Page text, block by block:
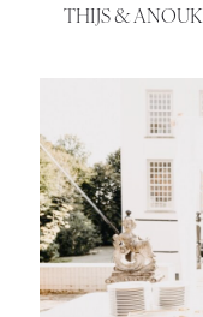
THIJS & ANOUK